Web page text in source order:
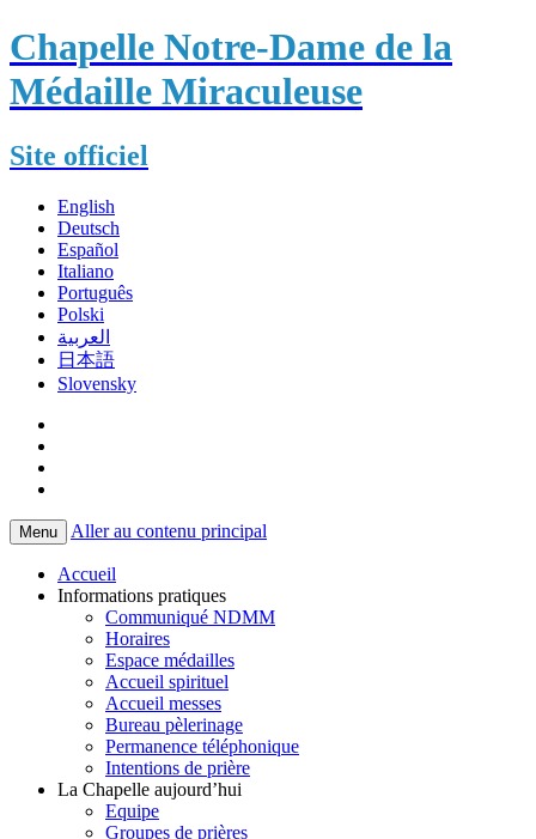
Chapelle Notre-Dame de la
Médaille Miraculeuse
Site officiel
English
Deutsch
Español
Italiano
Português
Polski
العربية
日本語
Slovensky
Menu Aller au contenu principal
Accueil
Informations pratiques
Communiqué NDMM
Horaires
Espace médailles
Accueil spirituel
Accueil messes
Bureau pèlerinage
Permanence téléphonique
Intentions de prière
La Chapelle aujourd’hui
Equipe
Groupes de prières